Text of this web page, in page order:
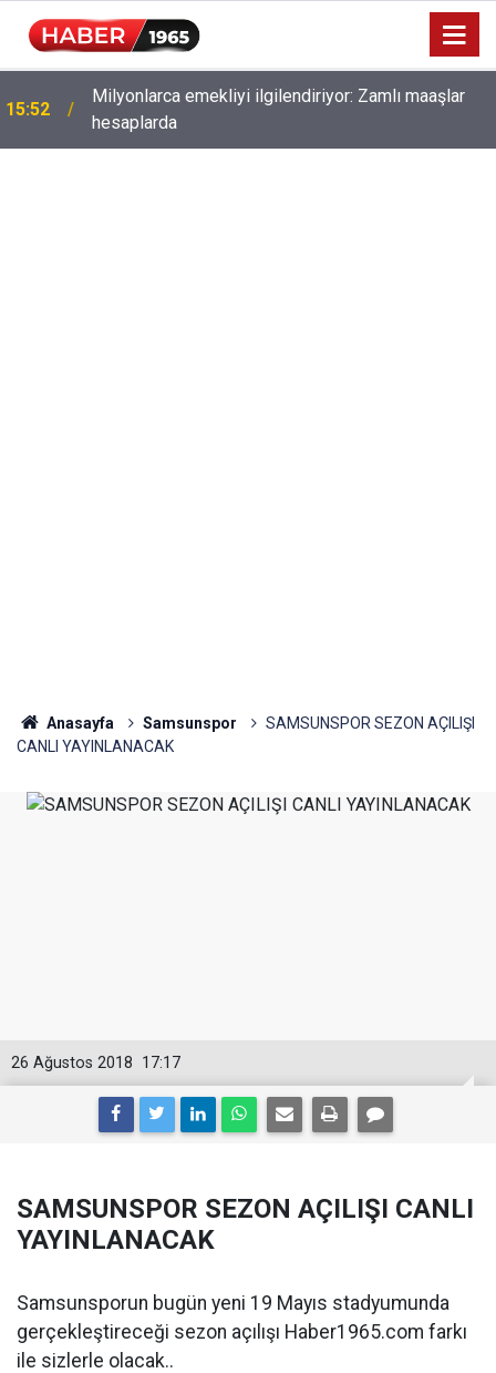
15:52
Milyonlarca emekliyi ilgilendiriyor: Zamlı maaşlar
hesaplarda
Anasayfa Samsunspor
SAMSUNSPOR SEZON AÇILIŞI
CANLI YAYINLANACAK
17:17
26 Ağustos 2018
SAMSUNSPOR SEZON AÇILIŞI CANLI
YAYINLANACAK
Samsunsporun bugün yeni 19 Mayıs stadyumunda
gerçekleştireceği sezon açılışı Haber1965.com farkı
ile sizlerle olacak..